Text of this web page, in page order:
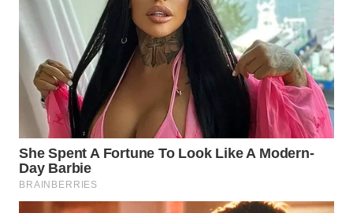
KALSEL
WN
KALTIM
WN
SULSEL
WN
GORONTALO